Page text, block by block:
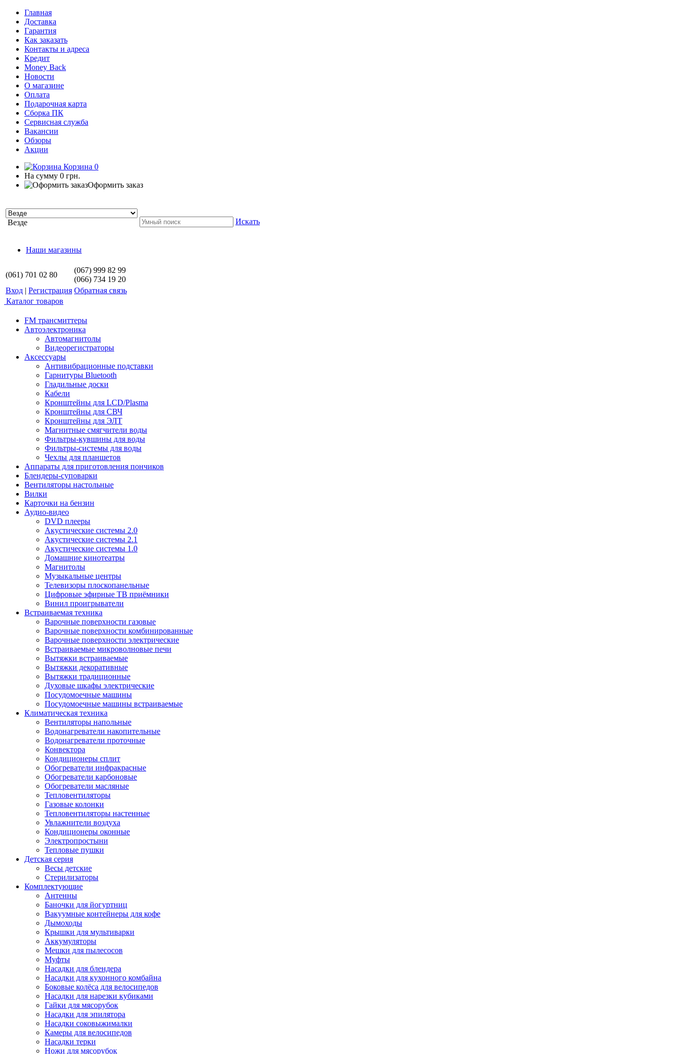
Главная
Доставка
Гарантия
Как заказать
Контакты и адреса
Кредит
Money Back
Новости
О магазине
Оплата
Подарочная карта
Сборка ПК
Сервисная служба
Вакансии
Обзоры
Акции
Корзина 0
На сумму 0 грн.
Оформить заказ
Везде Искать
Наши магазины
(061) 701 02 80
(067) 999 82 99
(066) 734 19 20
Вход | Регистрация Обратная связь
Каталог товаров
FM трансмиттеры
Автоэлектроника
Автомагнитолы
Видеорегистраторы
Аксессуары
Антивибрационные подставки
Гарнитуры Bluetooth
Гладильные доски
Кабели
Кронштейны для LCD/Plasma
Кронштейны для СВЧ
Кронштейны для ЭЛТ
Магнитные смягчители воды
Фильтры-кувшины для воды
Фильтры-системы для воды
Чехлы для планшетов
Аппараты для приготовления пончиков
Блендеры-суповарки
Вентиляторы настольные
Вилки
Карточки на бензин
Аудио-видео
DVD плееры
Акустические системы 2.0
Акустические системы 2.1
Акустические системы 1.0
Домашние кинотеатры
Магнитолы
Музыкальные центры
Телевизоры плоскопанельные
Цифровые эфирные ТВ приёмники
Винил проигрыватели
Встраиваемая техника
Варочные поверхности газовые
Варочные поверхности комбинированные
Варочные поверхности электрические
Встраиваемые микроволновые печи
Вытяжки встраиваемые
Вытяжки декоративные
Вытяжки традиционные
Духовые шкафы электрические
Посудомоечные машины
Посудомоечные машины встраиваемые
Климатическая техника
Вентиляторы напольные
Водонагреватели накопительные
Водонагреватели проточные
Конвектора
Кондиционеры сплит
Обогреватели инфракрасные
Обогреватели карбоновые
Обогреватели масляные
Тепловентиляторы
Газовые колонки
Тепловентиляторы настенные
Увлажнители воздуха
Кондиционеры оконные
Электропростыни
Тепловые пушки
Детская серия
Весы детские
Стерилизаторы
Комплектующие
Антенны
Баночки для йогуртниц
Вакуумные контейнеры для кофе
Дымоходы
Крышки для мультиварки
Аккумуляторы
Мешки для пылесосов
Муфты
Насадки для блендера
Насадки для кухонного комбайна
Боковые колёса для велосипедов
Насадки для нарезки кубиками
Гайки для мясорубок
Насадки для эпилятора
Насадки соковыжималки
Камеры для велосипедов
Насадки терки
Ножи для мясорубок